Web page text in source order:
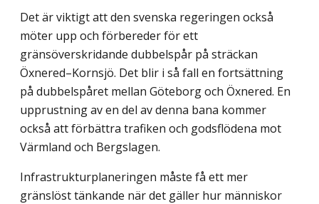
Det är viktigt att den svenska regeringen också
möter upp och förbereder för ett
gränsöverskridande dubbelspår på sträckan
Öxnered–Kornsjö. Det blir i så fall en fortsättning
på dubbelspåret mellan Göteborg och Öxnered. En
upprustning av en del av denna bana kommer
också att förbättra trafiken och godsflödena mot
Värmland och Bergslagen.
Infrastrukturplaneringen måste få ett mer
gränslöst tänkande när det gäller hur människor